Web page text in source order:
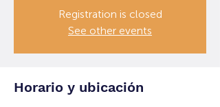
Registration is closed
See other events
Horario y ubicación